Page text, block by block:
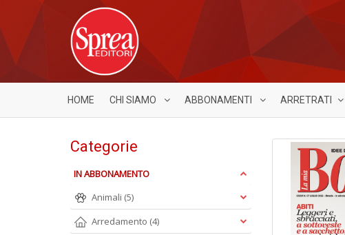
HOME CHI SIAMO ABBONAMENTI ARRETRATI
Categorie
IN ABBONAMENTO
Animali (5)
Arredamento (4)